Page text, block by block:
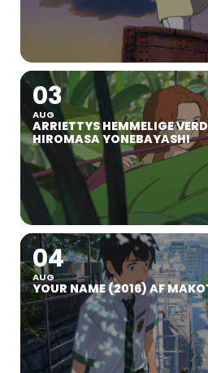
03
AUG
ARRIETTYS HEMMELIGE
HIROMASA YONEBAYASHI
04
AUG
YOUR NAME (2016) AF